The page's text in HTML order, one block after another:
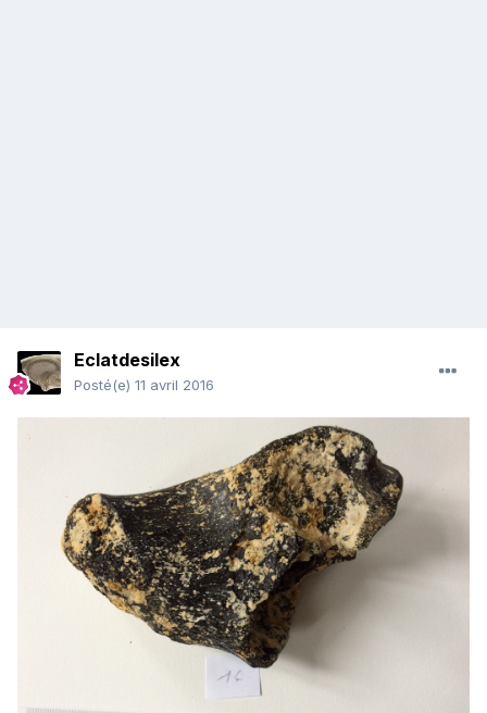
Eclatdesilex
Posté(e) 11 avril 2016